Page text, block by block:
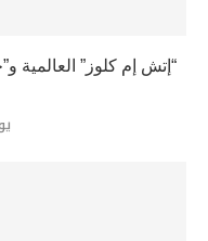
“إتش إم كلوز” العالمية